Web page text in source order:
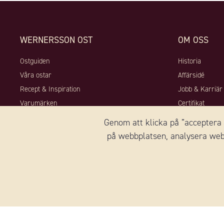
Genom att klicka på
på webbplatsen, analysera
WERNERSSON OST
Ostguiden
Våra ostar
Recept & Inspiration
Varumärken
OM OSS
Historia
Affärsidé
Jobb & Karriär
Certifikat
Hållbarhet
Cookies